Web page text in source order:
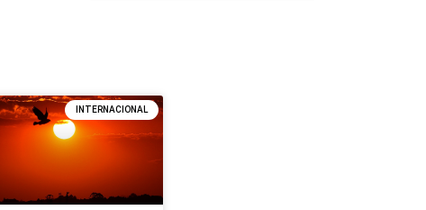
INTERNACIONAL